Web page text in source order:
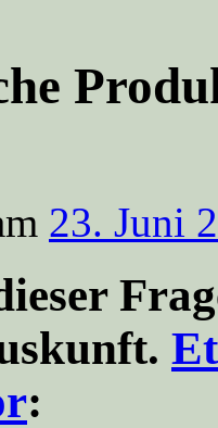
23. Juni
: